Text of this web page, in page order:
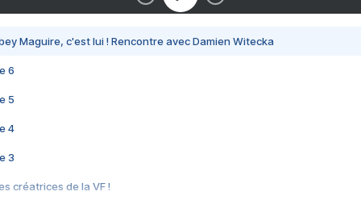
Maguire, c'est lui ! Rencontre avec Damien Witecka
6
5
4
3
créatrices de la VF !